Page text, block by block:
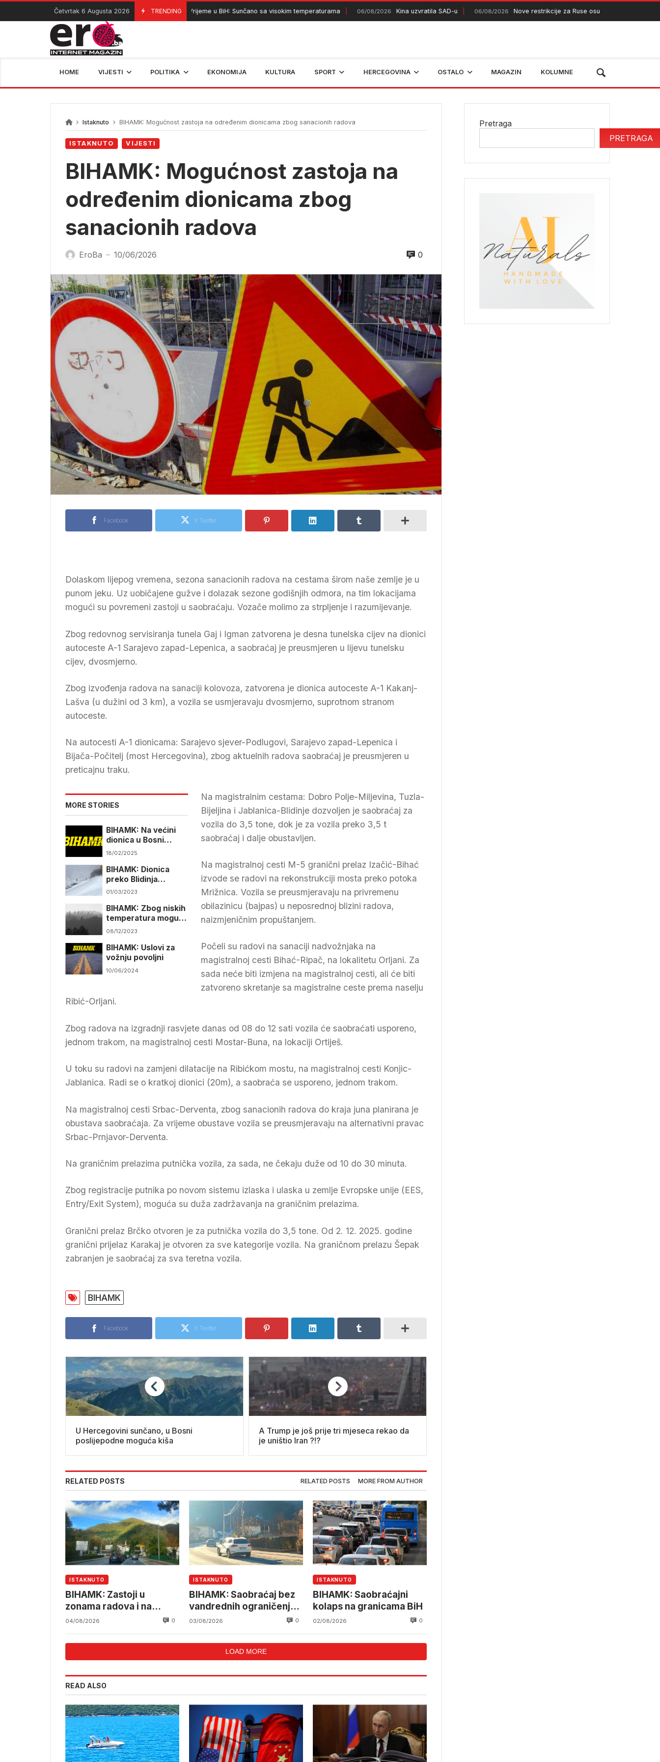
Skip
content
Četvrtak 6 Augusta 2026 TRENDING
06/08/2026 Vrijeme u BiH: Sunčano sa visokim temperaturama 06/08/2026 Kina uzvratila SAD-u 06/08/2026 Nove restrikcije za Ruse osuđene u odsustvu koji žive
HOME VIJESTI POLITIKA EKONOMIJA KULTURA SPORT HERCEGOVINA OSTALO MAGAZIN KOLUMNE
Istaknuto BIHAMK: Mogućnost zastoja na određenim dionicama zbog sanacionih radova
ISTAKNUTO VIJESTI
BIHAMK: Mogućnost zastoja na
određenim dionicama zbog
sanacionih radova
EroBa — 10/06/2026 0
Facebook X Twitter
Dolaskom lijepog vremena, sezona sanacionih radova na cestama širom naše zemlje je u
punom jeku. Uz uobičajene gužve i dolazak sezone godišnjih odmora, na tim lokacijama
mogući su povremeni zastoji u saobraćaju. Vozače molimo za strpljenje i razumijevanje.
Zbog redovnog servisiranja tunela Gaj i Igman zatvorena je desna tunelska cijev na dionici
autoceste A-1 Sarajevo zapad-Lepenica, a saobraćaj je preusmjeren u lijevu tunelsku
cijev, dvosmjerno.
Zbog izvođenja radova na sanaciji kolovoza, zatvorena je dionica autoceste A-1 Kakanj-
Lašva (u dužini od 3 km), a vozila se usmjeravaju dvosmjerno, suprotnom stranom
autoceste.
Na autocesti A-1 dionicama: Sarajevo sjever-Podlugovi, Sarajevo zapad-Lepenica i
Bijača-Počitelj (most Hercegovina), zbog aktuelnih radova saobraćaj je preusmjeren u
preticajnu traku.
MORE STORIES
BIHAMK: Na većini
dionica u Bosni
moguća poledica
18/02/2025
BIHAMK: Dionica
preko Blidinja
zatvorena za teretni
01/03/2023
BIHAMK: Zbog niskih
temperatura moguće
poledice
08/12/2023
BIHAMK: Uslovi za
vožnju povoljni
10/06/2024
Na magistralnim cestama: Dobro Polje-Miljevina, Tuzla-
Bijeljina i Jablanica-Blidinje dozvoljen je saobraćaj za
vozila do 3,5 tone, dok je za vozila preko 3,5 t
saobraćaj i dalje obustavljen.
Na magistralnoj cesti M-5 granični prelaz Izačić-Bihać
izvode se radovi na rekonstrukciji mosta preko potoka
Mrižnica. Vozila se preusmjeravaju na privremenu
obilazinicu (bajpas) u neposrednoj blizini radova,
naizmjeničnim propuštanjem.
Počeli su radovi na sanaciji nadvožnjaka na
magistralnoj cesti Bihać-Ripač, na lokalitetu Orljani. Za
sada neće biti izmjena na magistralnoj cesti, ali će biti
zatvoreno skretanje sa magistralne ceste prema naselju
Ribić-Orljani.
Zbog radova na izgradnji rasvjete danas od 08 do 12 sati vozila će saobraćati usporeno,
jednom trakom, na magistralnoj cesti Mostar-Buna, na lokaciji Ortiješ.
U toku su radovi na zamjeni dilatacije na Ribićkom mostu, na magistralnoj cesti Konjic-
Jablanica. Radi se o kratkoj dionici (20m), a saobraća se usporeno, jednom trakom.
Na magistralnoj cesti Srbac-Derventa, zbog sanacionih radova do kraja juna planirana je
obustava saobraćaja. Za vrijeme obustave vozila se preusmjeravaju na alternativni pravac
Srbac-Prnjavor-Derventa.
Na graničnim prelazima putnička vozila, za sada, ne čekaju duže od 10 do 30 minuta.
Zbog registracije putnika po novom sistemu izlaska i ulaska u zemlje Evropske unije (EES,
Entry/Exit System), moguća su duža zadržavanja na graničnim prelazima.
Granični prelaz Brčko otvoren je za putnička vozila do 3,5 tone. Od 2. 12. 2025. godine
granični prijelaz Karakaj je otvoren za sve kategorije vozila. Na graničnom prelazu Šepak
zabranjen je saobraćaj za sva teretna vozila.
BIHAMK
Facebook X Twitter
U Hercegovini sunčano, u Bosni
poslijepodne moguća kiša
A Trump je još prije tri mjeseca rekao da
je uništio Iran ?!?
RELATED POSTS RELATED POSTS MORE FROM AUTHOR
ISTAKNUTO
BIHAMK: Zastoji u
zonama radova i na
granicama
04/08/2026 0
ISTAKNUTO
BIHAMK: Saobraćaj bez
vandrednih ograničenja
uz gužve
03/08/2026 0
ISTAKNUTO
BIHAMK: Saobraćajni
kolaps na granicama BiH
02/08/2026 0
LOAD MORE
READ ALSO
Pretraga
PRETRAGA